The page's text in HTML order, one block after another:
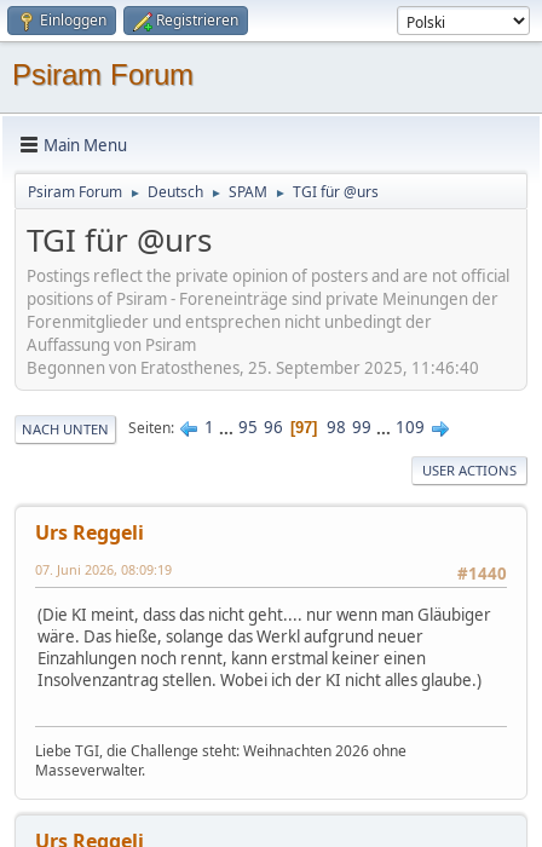
Einloggen Registrieren
Psiram Forum
Main Menu
Psiram Forum ► Deutsch ► SPAM ► TGI für @urs
TGI für @urs
Postings reflect the private opinion of posters and are not official
positions of Psiram - Foreneinträge sind private Meinungen der
Forenmitglieder und entsprechen nicht unbedingt der
Auffassung von Psiram
Begonnen von Eratosthenes, 25. September 2025, 11:46:40
NACH UNTEN Seiten 1 ... 95 96 97 98 99 ... 109
USER ACTIONS
Urs Reggeli
#1440
07. Juni 2026, 08:09:19
(Die KI meint, dass das nicht geht.... nur wenn man Gläubiger
wäre. Das hieße, solange das Werkl aufgrund neuer
Einzahlungen noch rennt, kann erstmal keiner einen
Insolvenzantrag stellen. Wobei ich der KI nicht alles glaube.)
Liebe TGI, die Challenge steht: Weihnachten 2026 ohne
Masseverwalter.
Urs Reggeli